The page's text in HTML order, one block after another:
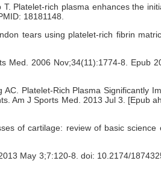
Platelet-rich plasma enhances the
18181148.
tears using platelet-rich fibrin
Med. 2006 Nov;34(11):1774-8. Epub
Platelet-Rich Plasma Significantly
Am J Sports Med. 2013 Jul 3. [Epub
of cartilage: review of basic science
May 3;7:120-8. doi: 10.2174/